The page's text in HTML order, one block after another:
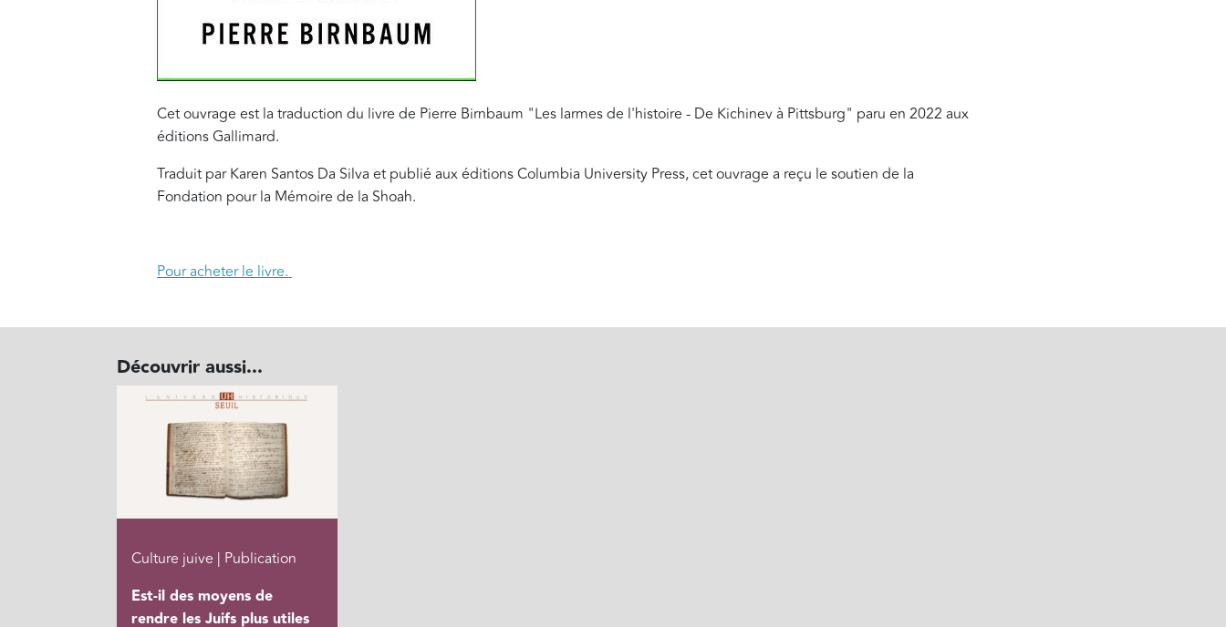
Cet ouvrage est la traduction du livre de Pierre Birnbaum "Les larmes de l'histoire - De Kichinev à Pittsburg" paru en 2022 aux
éditions Gallimard.
Traduit par Karen Santos Da Silva et publié aux éditions Columbia University Press, cet ouvrage a reçu le soutien de la
Fondation pour la Mémoire de la Shoah.
Pour acheter le livre.
Découvrir aussi...
Culture juive | Publication
Est-il des moyens de
rendre les Juifs plus utiles